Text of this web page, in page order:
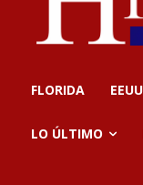
FLORIDA EEUU
LO ÚLTIMO